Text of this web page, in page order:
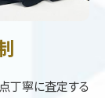
丁寧に査定する